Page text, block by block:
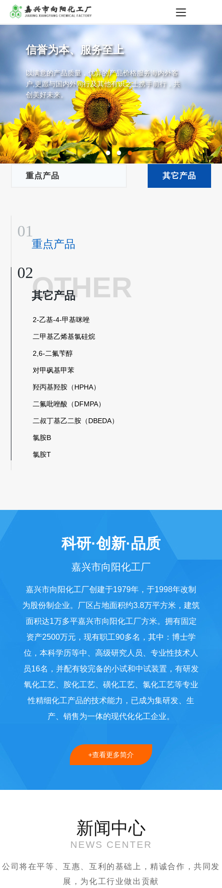
上一张
下一张
● ● ●
信誉为本、服务至上
以满意的产品质量，优异的产品价格服务海内外客
户,更愿与国内外同行及其他有识之士携手前行，共
创美好未来。
01
重点产品
N,N-二乙基羟胺（DEHA 98%)
N-异丙基羟胺（IPHA）
2-溴-3,3,3-三氟丙烯
2-(三氟甲基)丙烯酸
重点产品
02
其它产品
OTHER
2-乙基-4-甲基咪唑
二甲基乙烯基氯硅烷
2,6-二氟苄醇
对甲砜基甲苯
羟丙基羟胺（HPHA）
二氟吡唑酸（DFMPA）
二叔丁基乙二胺（DBEDA）
氯胺B
氯胺T
其它产品
科研·创新·品质
嘉兴市向阳化工厂
嘉兴市向阳化工厂创建于1979年，于1998年改制
为股份制企业。厂区占地面积约3.8万平方米，建筑
面积达1万多平嘉兴市向阳化工厂方米。拥有固定
资产2500万元，现有职工90多名，其中：博士学
位，本科学历等中、高级研究人员、专业性技术人
员16名，并配有较完备的小试和中试装置，有研发
氧化工艺、胺化工艺、磺化工艺、氯化工艺等专业
性精细化工产品的技术能力，已成为集研发、生
产、销售为一体的现代化化工企业。
+查看更多简介
新闻中心
NEWS CENTER
公司将在平等、互惠、互利的基础上，精诚合作，共同发
展，为化工行业做出贡献